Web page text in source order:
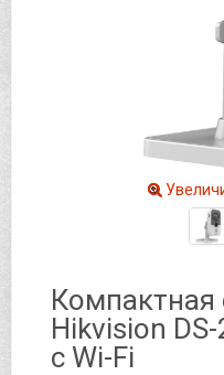
Компактная
Hikvision
с Wi-Fi